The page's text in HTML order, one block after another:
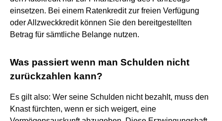
einsetzen. Bei einem Ratenkredit zur freien Verfügung
oder Allzweckkredit können Sie den bereitgestellten
Betrag für sämtliche Belange nutzen.
Was passiert wenn man Schulden nicht
zurückzahlen kann?
Es gilt also: Wer seine Schulden nicht bezahlt, muss den
Knast fürchten, wenn er sich weigert, eine